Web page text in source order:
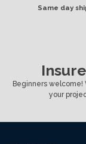
Same day
Beginners welcome!
your